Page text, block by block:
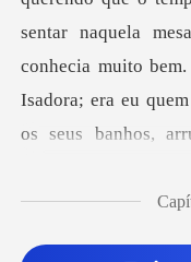
Histórico
Sair
r naquela
conhecia muito
Isadora; era e